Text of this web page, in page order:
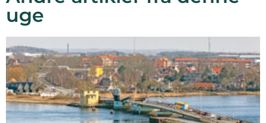
uge